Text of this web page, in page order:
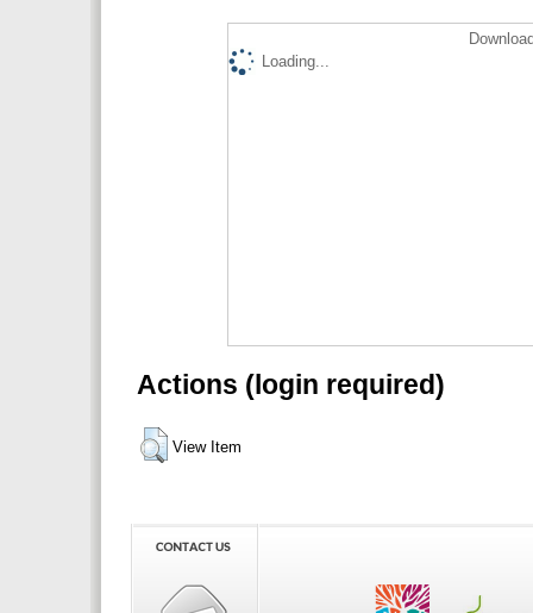
Loading...
Actions (login required)
View Item